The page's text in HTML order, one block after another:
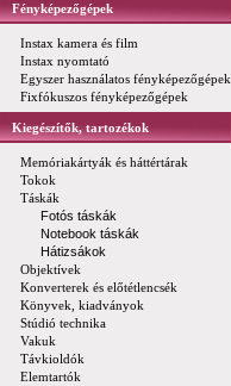
Fényképezőgépek
Instax kamera és film
Instax nyomtató
Egyszer használatos fényképezőgépek
Fixfókuszos fényképezőgépek
Kiegészítők, tartozékok
Memóriakártyák és háttértárak
Tokok
Táskák
Fotós táskák
Notebook táskák
Hátizsákok
Objektívek
Konverterek és előtétlencsék
Könyvek, kiadványok
Stúdió technika
Vakuk
Távkioldók
Elemtartók